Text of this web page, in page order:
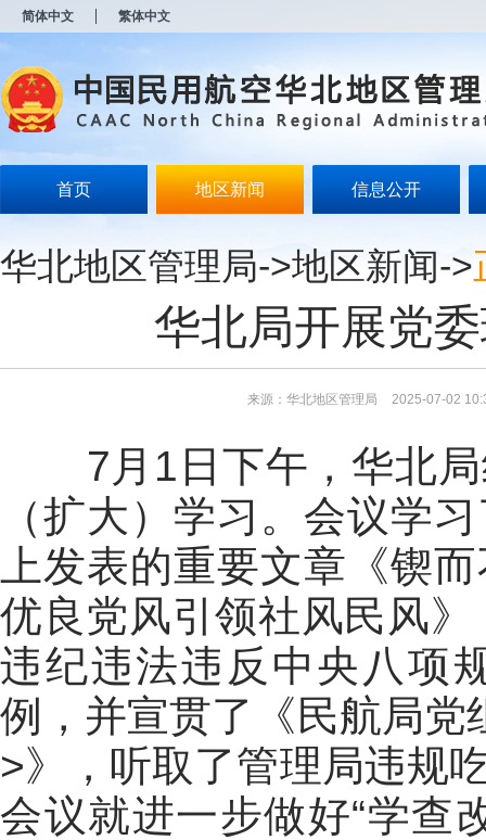
简体中文 繁体中文
首页 地区新闻 信息公开
华北地区管理局->地区新闻->
华北局开展党
来源：华北地区管理局 2025-07-02
7月1日下午，华北局
（扩大）学习。会议学
上发表的重要文章《锲
优良党风引领社风民风
违纪违法违反中央八项
例，并宣贯了《民航局
>》，听取了管理局违规
会议就进一步做好“学查
开
无
障
说
Alt
加